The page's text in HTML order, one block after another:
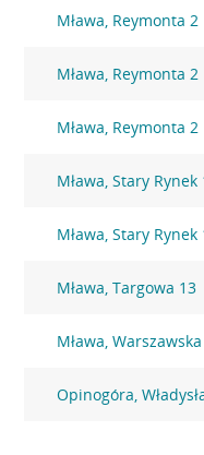
Mława, Reymonta 2
Mława, Reymonta 2
Mława, Reymonta 2
Mława, Stary Rynek
Mława, Stary Rynek
Mława, Targowa 13
Mława,
Opinogóra,